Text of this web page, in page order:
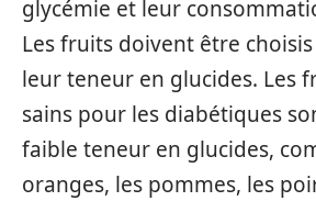
glycémie et leur
Les fruits doivent être
leur teneur en glucides. Les
sains pour les diabétiques
faible teneur en glucides,
oranges, les pommes, les